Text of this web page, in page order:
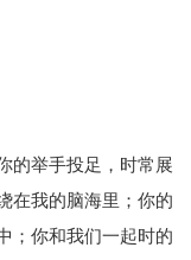
的举手投足，时常展
在我的脑海里；你的
；你和我们一起时的